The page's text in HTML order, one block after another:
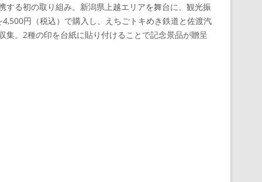
する初の取り組み。新潟県上越エリアを舞台に、観光振
円（税込）で購入し、えちごトキめき鉄道と佐渡汽
。2種の印を台紙に貼り付けることで記念景品が贈呈